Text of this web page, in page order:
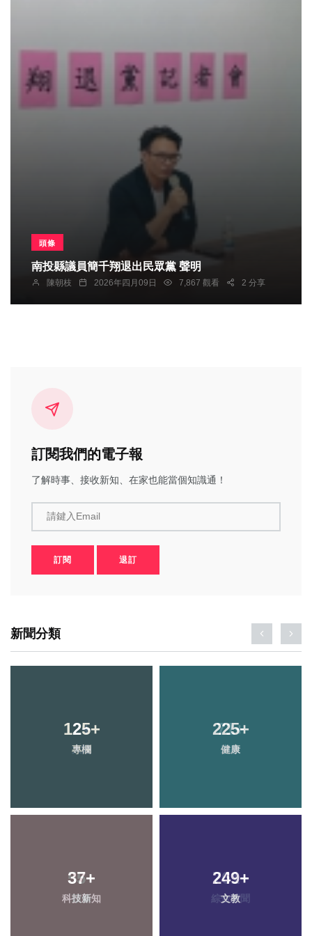
頭條
南投縣議員簡千翔退出民眾黨 聲明
陳朝枝 2026年四月09日 7,867 觀看 2 分享
訂閱我們的電子報
了解時事、接收新知、在家也能當個知識通！
請鍵入Email
訂閱 退訂
新聞分類
125+
專欄
225+
健康
37+
科技新知
249+
文教